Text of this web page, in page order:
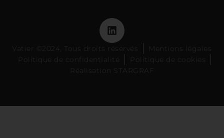
Vatier ©2024, Tous droits réservés
Mentions légales
Politique de confidentialité
Politique de cookies
Réalisation STARGRAF